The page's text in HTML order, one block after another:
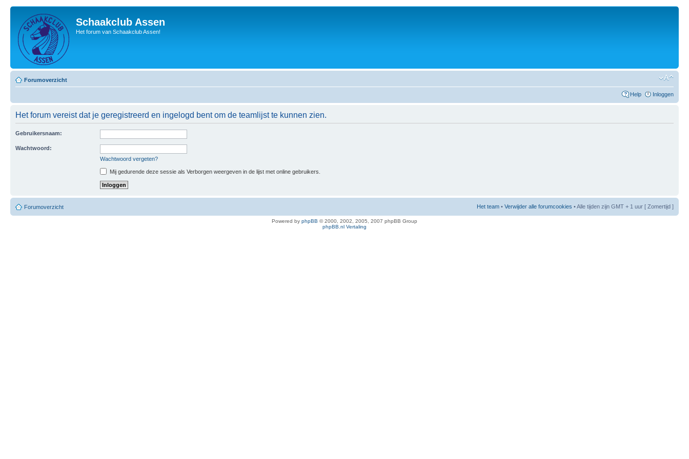
Schaakclub Assen
Het forum van Schaakclub Assen!
Forumoverzicht
Help Inloggen
Het forum vereist dat je geregistreerd en ingelogd bent om de teamlijst te kunnen zien.
Gebruikersnaam:
Wachtwoord:
Wachtwoord vergeten?
Mij gedurende deze sessie als Verborgen weergeven in de lijst met online gebruikers.
Forumoverzicht Het team • Verwijder alle forumcookies • Alle tijden zijn GMT + 1 uur [ Zomertijd ]
Powered by phpBB © 2000, 2002, 2005, 2007 phpBB Group
phpBB.nl Vertaling